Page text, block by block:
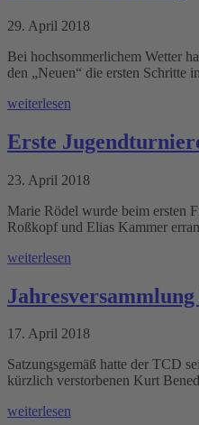
29. April 2018
Bei hochsommerlichem Wetter
den „Neuen“ die ersten Schritte
weiterlesen
Erste
23. April 2018
Marie Rödel wurde beim ersten
Roßkopf und Elias Kammer
weiterlesen
Jahresversammlung
17. April 2018
Satzungsgemäß hatte der TCD
kürzlich verstorbenen Kurt
weiterlesen